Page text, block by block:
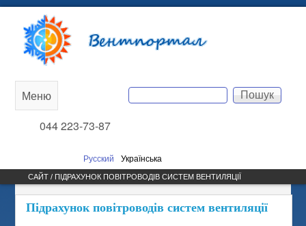
вмісту
Вентпортал
Пошукова форма
Пошук
044 223-73-87
Русский Українська
Main
menu
Меню
САЙТ / ПІДРАХУНОК ПОВІТРОВОДІВ СИСТЕМ ВЕНТИЛЯЦІЇ
Підрахунок повітроводів систем вентиляції